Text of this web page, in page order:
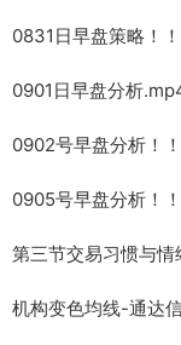
0831日早盘策略！
0901日早盘分析
0902号早盘分析！
0905号早盘分析！
第三节交易习惯与
机构变色均线-通达